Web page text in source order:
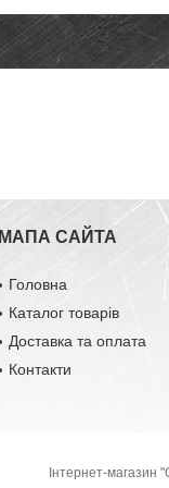
МАПА САЙТА
Головна
Каталог товарів
Доставка та оплата
Контакти